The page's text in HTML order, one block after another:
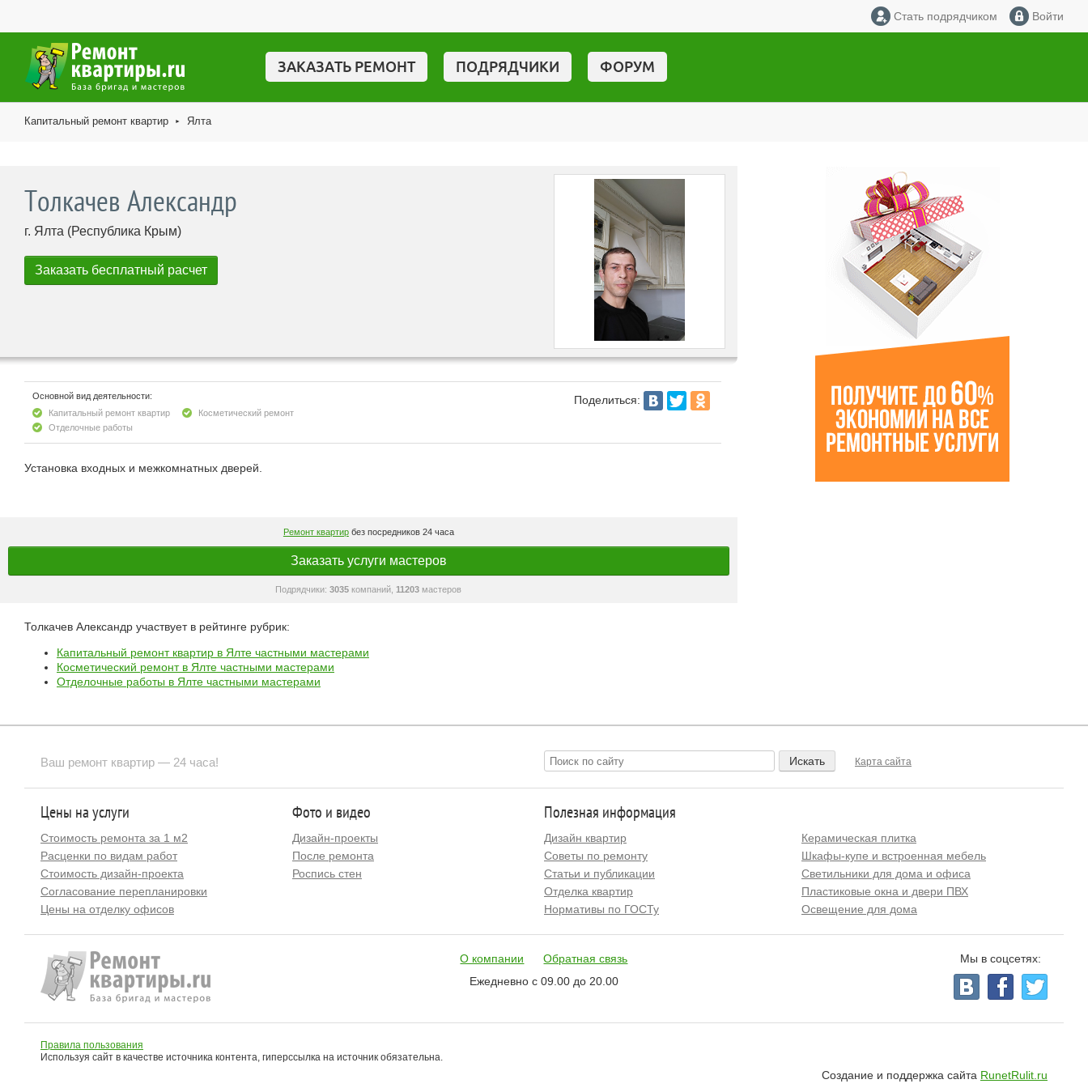
Стать подрядчиком Войти
ЗАКАЗАТЬ РЕМОНТ ПОДРЯДЧИКИ ФОРУМ
Капитальный ремонт квартир ► Ялта
Толкачев Александр
г. Ялта (Республика Крым)
Основной вид деятельности:
Капитальный ремонт квартир
Косметический ремонт
Отделочные работы
Поделиться:
Установка входных и межкомнатных дверей.
Ремонт квартирбез посредников 24 часа
Заказать услуги мастеров
Подрядчики:3035 компаний, 11203 мастеров
Толкачев Александр участвует в рейтинге рубрик:
Капитальный ремонт квартир в Ялте частными мастерами
Косметический ремонт в Ялте частными мастерами
Отделочные работы в Ялте частными мастерами
Ваш ремонт квартир — 24 часа! Карта сайта
Цены на услуги
Стоимость ремонта за 1 м2
Расценки по видам работ
Стоимость дизайн-проекта
Согласование перепланировки
Цены на отделку офисов
Фото и видео
Дизайн-проекты
После ремонта
Роспись стен
Полезная информация
Дизайн квартир
Советы по ремонту
Статьи и публикации
Отделка квартир
Нормативы по ГОСТу
Керамическая плитка
Шкафы-купе и встроенная мебель
Светильники для дома и офиса
Пластиковые окна и двери ПВХ
Освещение для дома
О компании
Обратная связь
Ежедневно с 09.00 до 20.00
Мы в соцсетях:
Правила пользования
Используя сайт в качестве источника контента, гиперссылка на источник обязательна.
Создание и поддержка сайта RunetRulit.ru